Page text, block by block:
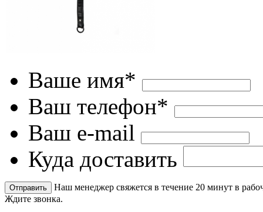
Ваше имя*
Ваш телефон*
Ваш e-mail
Куда доставить
Наш менеджер свяжется в течение 20 минут в
Ждите звонка.